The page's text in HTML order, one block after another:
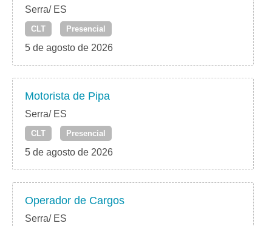
Serra/ ES
CLT Presencial
5 de agosto de 2026
Motorista de Pipa
Serra/ ES
CLT Presencial
5 de agosto de 2026
Operador de Cargos
Serra/ ES